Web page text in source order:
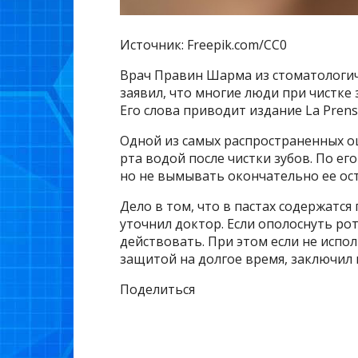
Источник: Freepik.com/CC0
Врач Правин Шарма из
заявил, что многие люди при
Его слова приводит издание La
Одной из самых распространенных
рта водой после чистки зубов. По
но не вымывать окончательно ее
Дело в том, что в пастах
уточнил доктор. Если ополоснуть
действовать. При этом если не
защитой на долгое время, заключил
Поделиться